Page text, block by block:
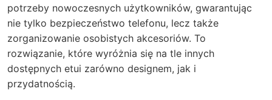
potrzeby nowoczesnych użytkowników, gwarantując
nie tylko bezpieczeństwo telefonu, lecz także
zorganizowanie osobistych akcesoriów. To
rozwiązanie, które wyróżnia się na tle innych
dostępnych etui zarówno designem, jak i
przydatnością.